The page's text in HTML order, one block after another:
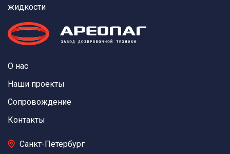
жидкости
О нас
Наши проекты
Сопровождение
Контакты
Санкт-Петербург